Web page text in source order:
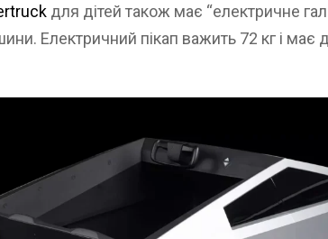
для дітей також має “електричне
шини. Електричний пікап важить 72 кг і